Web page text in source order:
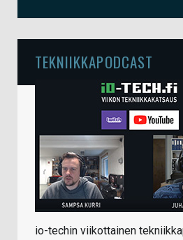
TEKNIIKKAPODCAST
io-techin viikottainen